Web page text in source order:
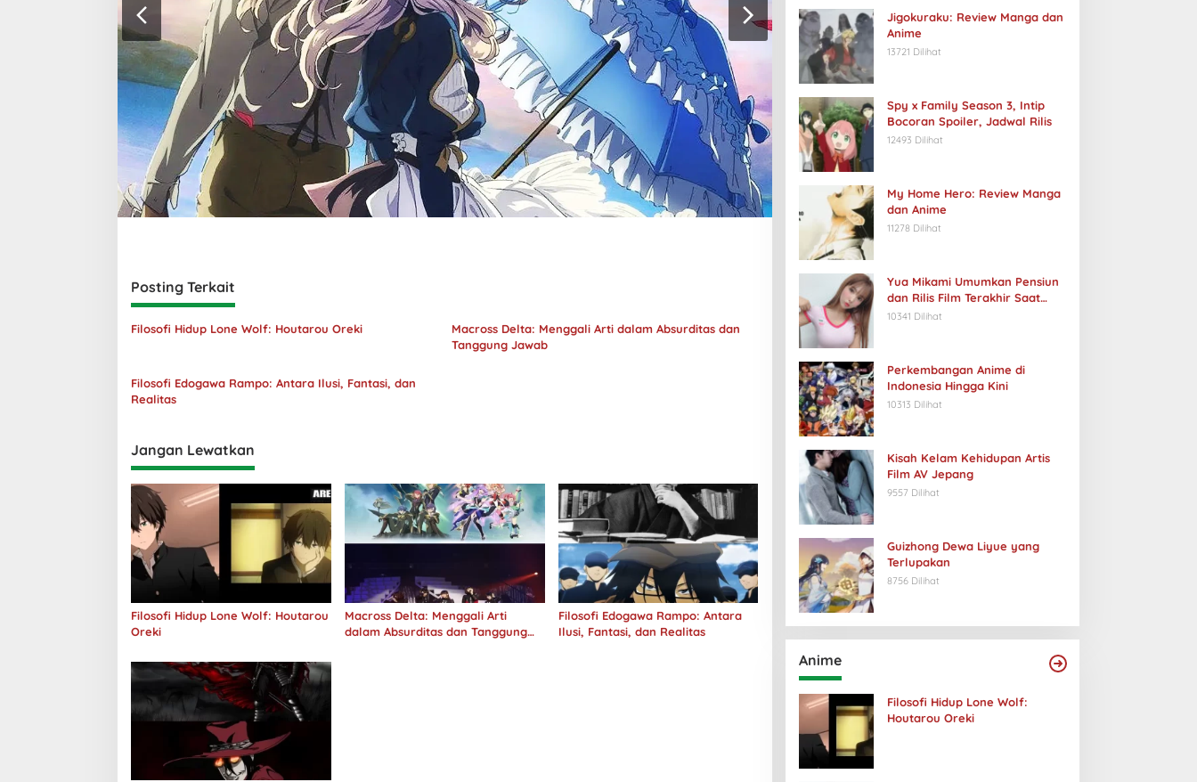
Posting Terkait
Filosofi Hidup Lone Wolf: Houtarou Oreki
Macross Delta: Menggali Arti dalam Absurditas dan
Tanggung Jawab
Filosofi Edogawa Rampo: Antara Ilusi, Fantasi, dan
Realitas
Jangan Lewatkan
Filosofi Hidup Lone Wolf: Houtarou
Oreki
Macross Delta: Menggali Arti
dalam Absurditas dan Tanggung
Filosofi Edogawa Rampo: Antara
Ilusi, Fantasi, dan Realitas
Jigokuraku: Review Manga dan
Anime
13721 Dilihat
Spy x Family Season 3, Intip
Bocoran Spoiler, Jadwal Rilis
12493 Dilihat
My Home Hero: Review Manga
dan Anime
11278 Dilihat
Yua Mikami Umumkan Pensiun
dan Rilis Film Terakhir Saat
Ulang Tahun
10341 Dilihat
Perkembangan Anime di
Indonesia Hingga Kini
10313 Dilihat
Kisah Kelam Kehidupan Artis
Film AV Jepang
9557 Dilihat
Guizhong Dewa Liyue yang
Terlupakan
8756 Dilihat
Anime
Filosofi Hidup Lone Wolf:
Houtarou Oreki